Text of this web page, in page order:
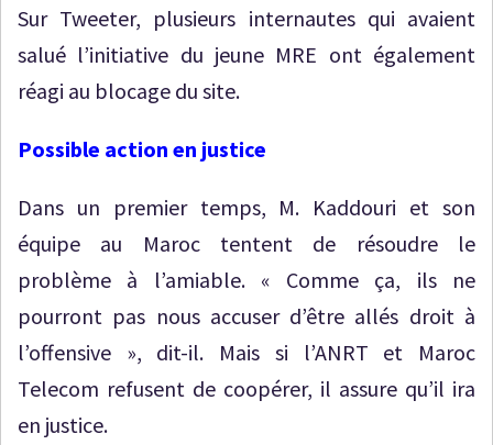
Sur Tweeter, plusieurs internautes qui avaient
salué l’initiative du jeune MRE ont également
réagi au blocage du site.
Possible action en justice
Dans un premier temps, M. Kaddouri et son
équipe au Maroc tentent de résoudre le
problème à l’amiable. « Comme ça, ils ne
pourront pas nous accuser d’être allés droit à
l’offensive », dit-il. Mais si l’ANRT et Maroc
Telecom refusent de coopérer, il assure qu’il ira
en justice.